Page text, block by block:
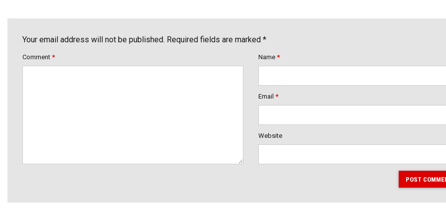
Your email address will not be published. Required fields are marked *
Comment * Name *
Email *
Website
POST